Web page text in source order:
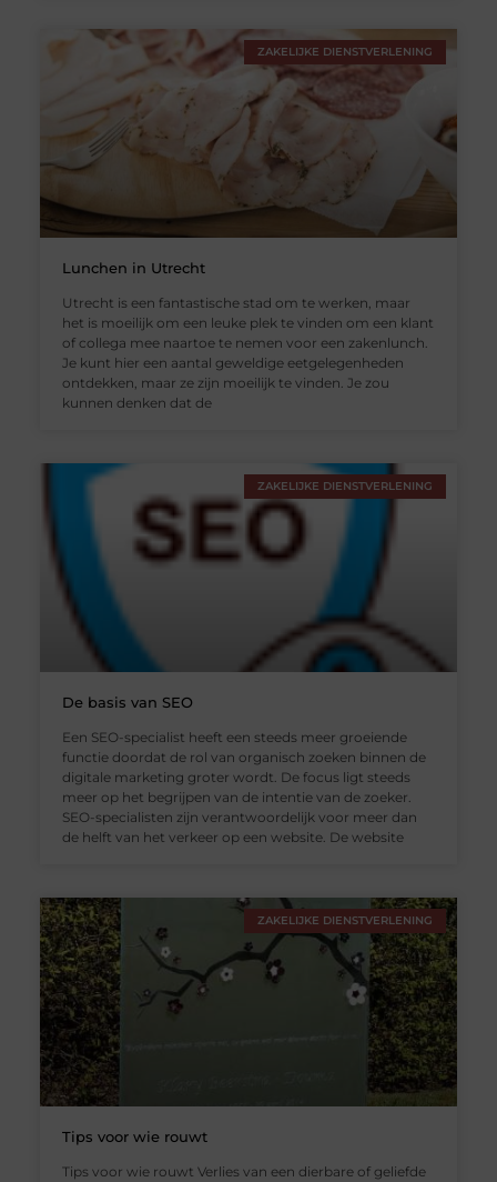
ZAKELIJKE DIENSTVERLENING
Lunchen in Utrecht
Utrecht is een fantastische stad om te werken, maar
het is moeilijk om een leuke plek te vinden om een klant
of collega mee naartoe te nemen voor een zakenlunch.
Je kunt hier een aantal geweldige eetgelegenheden
ontdekken, maar ze zijn moeilijk te vinden. Je zou
kunnen denken dat de
ZAKELIJKE DIENSTVERLENING
De basis van SEO
Een SEO-specialist heeft een steeds meer groeiende
functie doordat de rol van organisch zoeken binnen de
digitale marketing groter wordt. De focus ligt steeds
meer op het begrijpen van de intentie van de zoeker.
SEO-specialisten zijn verantwoordelijk voor meer dan
de helft van het verkeer op een website. De website
ZAKELIJKE DIENSTVERLENING
Tips voor wie rouwt
Tips voor wie rouwt Verlies van een dierbare of geliefde